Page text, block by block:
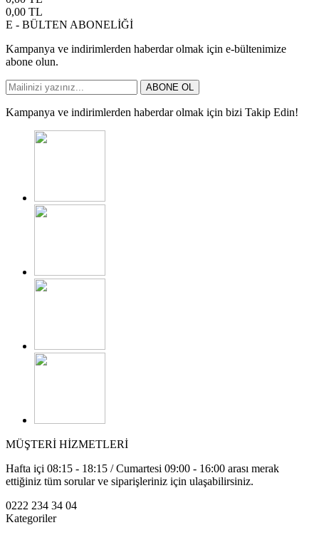
0,00 TL
E - BÜLTEN ABONELİĞİ
Kampanya ve indirimlerden haberdar olmak için e-bültenimize
abone olun.
ABONE OL
Kampanya ve indirimlerden haberdar olmak için bizi Takip Edin!
MÜŞTERİ HİZMETLERİ
Hafta içi 08:15 - 18:15 / Cumartesi 09:00 - 16:00 arası merak
ettiğiniz tüm sorular ve siparişleriniz için ulaşabilirsiniz.
0222 234 34 04
Kategoriler